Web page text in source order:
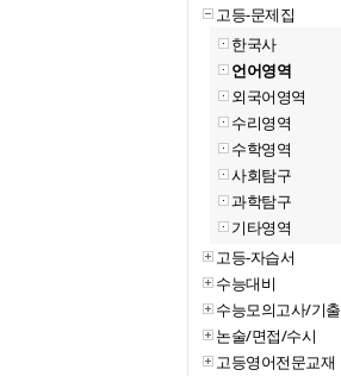
고등-문제집
한국사
언어영역
외국어영역
수리영역
수학영역
사회탐구
과학탐구
기타영역
고등-자습서
수능대비
수능모의고사/기출
논술/면접/수시
고등영어전문교재